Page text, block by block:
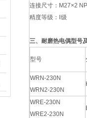
连接尺寸：M27×2
精度等级：Ⅰ级
三、耐磨热电偶型号
型号
WRN-230N
WRN2-230N
WRE-230N
WRE2-230N